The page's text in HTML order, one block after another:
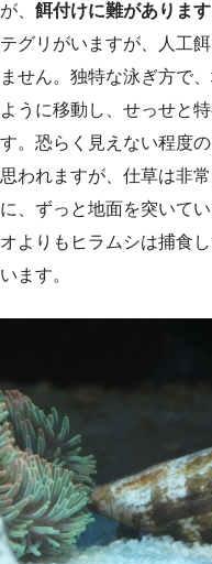
が、 餌付けに難があります
テグリがいますが、人工
ません。独特な泳ぎ方で
ように移動し、せっせと
す。恐らく見えない程度
思われますが、仕草は非
に、ずっと地面を突いて
オよりもヒラムシは捕食
います。